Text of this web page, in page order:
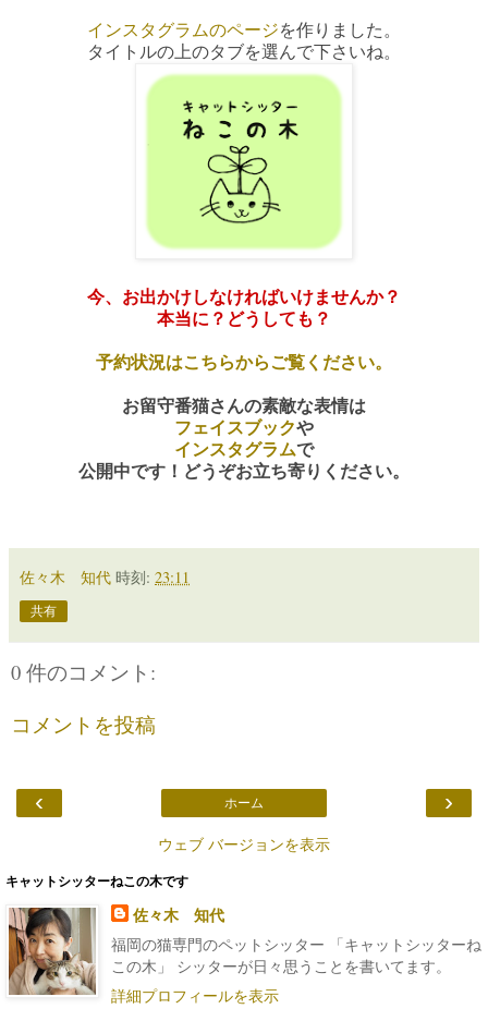
インスタグラムのページを作りました。
タイトルの上のタブを選んで下さいね。
今、お出かけしなければいけませんか？
本当に？どうしても？
予約状況はこちらからご覧ください。
お留守番猫さんの素敵な表情は
フェイスブックや
インスタグラムで
公開中です！どうぞお立ち寄りください。
佐々木 知代 時刻: 23:11
共有
0 件のコメント:
コメントを投稿
‹ ›
ホーム
ウェブ バージョンを表示
キャットシッターねこの木です
佐々木 知代
福岡の猫専門のペットシッター 「キャットシッターね
この木」 シッターが日々思うことを書いてます。
詳細プロフィールを表示